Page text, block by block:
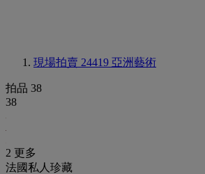
現場拍賣 24419 亞洲藝術
拍品 38
38
2 更多
法國私人珍藏